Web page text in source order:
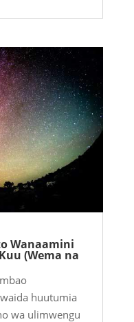
Wanaamini
(Wema na
huutumia
wa ulimwengu